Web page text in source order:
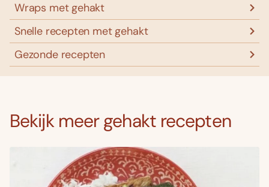
Wraps met gehakt
Snelle recepten met gehakt
Gezonde recepten
Bekijk meer gehakt recepten